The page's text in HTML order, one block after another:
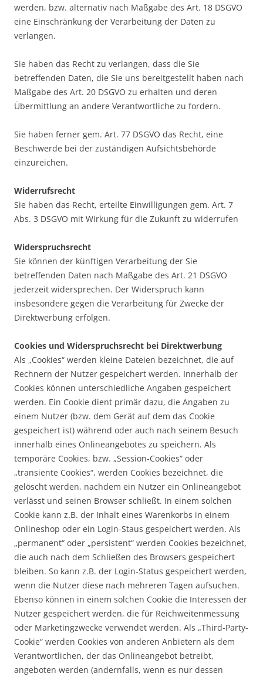
werden, bzw. alternativ nach Maßgabe des Art. 18 DSGVO
eine Einschränkung der Verarbeitung der Daten zu
verlangen.
Sie haben das Recht zu verlangen, dass die Sie
betreffenden Daten, die Sie uns bereitgestellt haben nach
Maßgabe des Art. 20 DSGVO zu erhalten und deren
Übermittlung an andere Verantwortliche zu fordern.
Sie haben ferner gem. Art. 77 DSGVO das Recht, eine
Beschwerde bei der zuständigen Aufsichtsbehörde
einzureichen.
Widerrufsrecht
Sie haben das Recht, erteilte Einwilligungen gem. Art. 7
Abs. 3 DSGVO mit Wirkung für die Zukunft zu widerrufen
Widerspruchsrecht
Sie können der künftigen Verarbeitung der Sie
betreffenden Daten nach Maßgabe des Art. 21 DSGVO
jederzeit widersprechen. Der Widerspruch kann
insbesondere gegen die Verarbeitung für Zwecke der
Direktwerbung erfolgen.
Cookies und Widerspruchsrecht bei Direktwerbung
Als „Cookies“ werden kleine Dateien bezeichnet, die auf
Rechnern der Nutzer gespeichert werden. Innerhalb der
Cookies können unterschiedliche Angaben gespeichert
werden. Ein Cookie dient primär dazu, die Angaben zu
einem Nutzer (bzw. dem Gerät auf dem das Cookie
gespeichert ist) während oder auch nach seinem Besuch
innerhalb eines Onlineangebotes zu speichern. Als
temporäre Cookies, bzw. „Session-Cookies“ oder
„transiente Cookies“, werden Cookies bezeichnet, die
gelöscht werden, nachdem ein Nutzer ein Onlineangebot
verlässt und seinen Browser schließt. In einem solchen
Cookie kann z.B. der Inhalt eines Warenkorbs in einem
Onlineshop oder ein Login-Staus gespeichert werden. Als
„permanent“ oder „persistent“ werden Cookies bezeichnet,
die auch nach dem Schließen des Browsers gespeichert
bleiben. So kann z.B. der Login-Status gespeichert werden,
wenn die Nutzer diese nach mehreren Tagen aufsuchen.
Ebenso können in einem solchen Cookie die Interessen der
Nutzer gespeichert werden, die für Reichweitenmessung
oder Marketingzwecke verwendet werden. Als „Third-Party-
Cookie“ werden Cookies von anderen Anbietern als dem
Verantwortlichen, der das Onlineangebot betreibt,
angeboten werden (andernfalls, wenn es nur dessen